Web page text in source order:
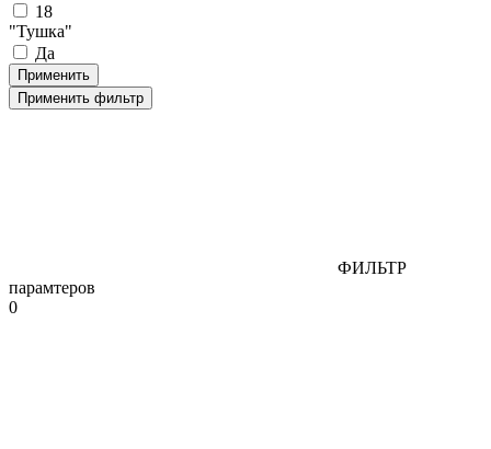
18
"Тушка"
Да
Применить фильтр
ФИЛЬТР
парамтеров
0